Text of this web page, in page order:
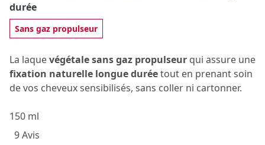
durée
Sans gaz propulseur
La laquevégétale sans gaz propulseur qui assure une
fixation naturelle longue duréetout en prenant soin
de vos cheveux sensibilisés, sans coller ni cartonner.
150 ml
9 Avis